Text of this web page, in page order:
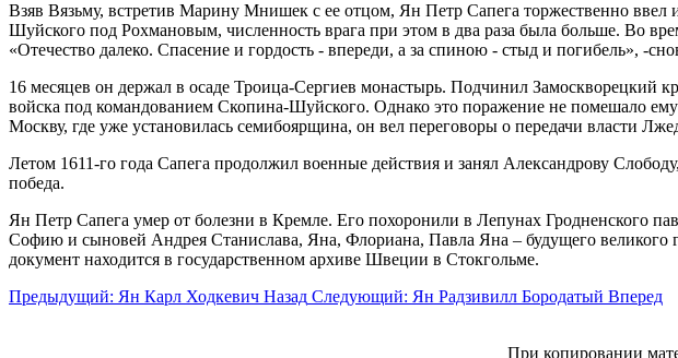
Взяв Вязьму, встретив Марину Мнишек с ее отцом, Ян Петр Сапега торжественно
Шуйского под Рохмановым, численность врага при этом в два раза была больше. Во
«Отечество далеко. Спасение и гордость - впереди, а за спиною - стыд и погибель», -
16 месяцев он держал в осаде Троица-Сергиев монастырь. Подчинил Замоскворецкий
войска под командованием Скопина-Шуйского. Однако это поражение не помешало
Москву, где уже установилась семибоярщина, он вел переговоры о передачи власти
Летом 1611-го года Сапега продолжил военные действия и занял Александрову
победа.
Ян Петр Сапега умер от болезни в Кремле. Его похоронили в Лепунах Гродненского
Софию и сыновей Андрея Станислава, Яна, Флориана, Павла Яна – будущего великого
документ находится в государственном архиве Швеции в Стокгольме.
Предыдущий: Ян Карл Ходкевич Назад Следующий: Ян Радзивилл Бородатый Вперед
При копировании